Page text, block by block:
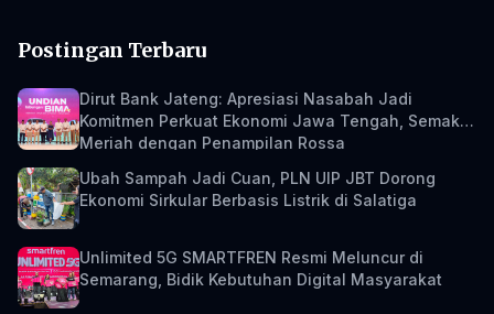
Postingan Terbaru
Dirut Bank Jateng: Apresiasi Nasabah Jadi
Komitmen Perkuat Ekonomi Jawa Tengah, Semakin
Meriah dengan Penampilan Rossa
Ubah Sampah Jadi Cuan, PLN UIP JBT Dorong
Ekonomi Sirkular Berbasis Listrik di Salatiga
Unlimited 5G SMARTFREN Resmi Meluncur di
Semarang, Bidik Kebutuhan Digital Masyarakat